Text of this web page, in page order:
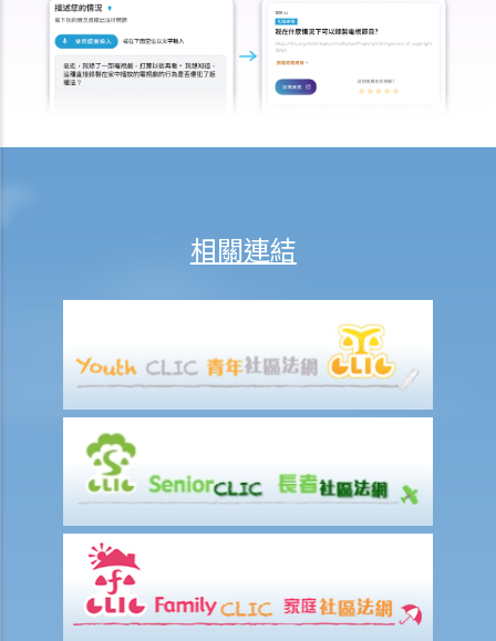
我的配偶在工作時因意外而死亡，我或我的家人可獲哪些賠償？
我在工作時因遇到意外而受傷及導致傷殘，我或我的家人可獲哪些賠
工傷或有關意外之報告
若然我不能與僱主和平地解決工傷賠償問題，將案件呈交法院的時限是
若然我對條例所給予的補償感到不滿，或者我認為僱主忽略了應有的安
全措施，我可否進一步提出申索？
受保人已失蹤了數年，其保單受益人可否向保險公司索取死亡賠償？
在處理索償時，保險公司會否接受中醫發出的醫療報告 / 醫生紙？
如果我的保單已經失效，但我重新繳交保費以嘗試令保單「復效」。我
可否在這段期間向保險公司索償？
相關連結